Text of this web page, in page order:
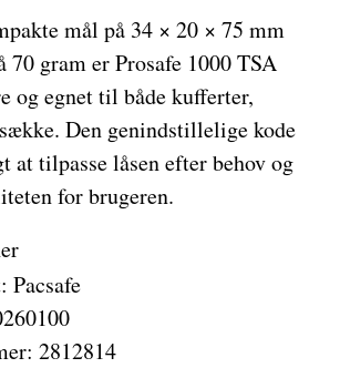
mål på 34 × 20 × 75 mm
70 gram er Prosafe 1000 TSA
og egnet til både kufferter,
Den genindstillelige kode
at tilpasse låsen efter behov og
for brugeren.
Pacsafe
2812814